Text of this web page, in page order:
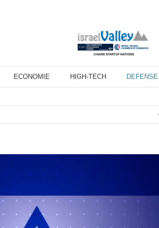
ECONOMIE HIGH-TECH DEFENSE